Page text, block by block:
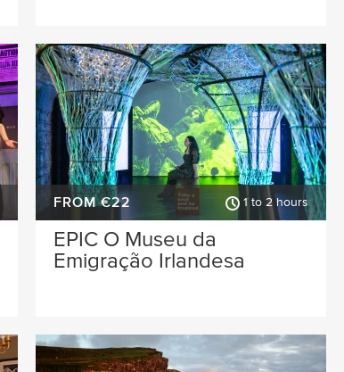
FROM €22 1 to 2 hours
EPIC O Museu da
Emigração Irlandesa